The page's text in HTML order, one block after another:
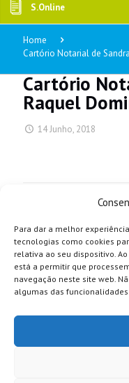
Para dar a melhor
tecnologias como cookies
relativa ao seu dispositivo.
está a permitir que
navegação neste site web.
algumas das
S.Online
Home
Cartório Notarial de
Cartório
Raquel
14 Junho, 2018